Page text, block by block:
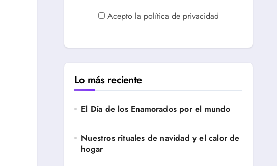
Acepto la política de privacidad
Lo más reciente
El Día de los Enamorados por el mundo
Nuestros rituales de navidad y el calor de
hogar